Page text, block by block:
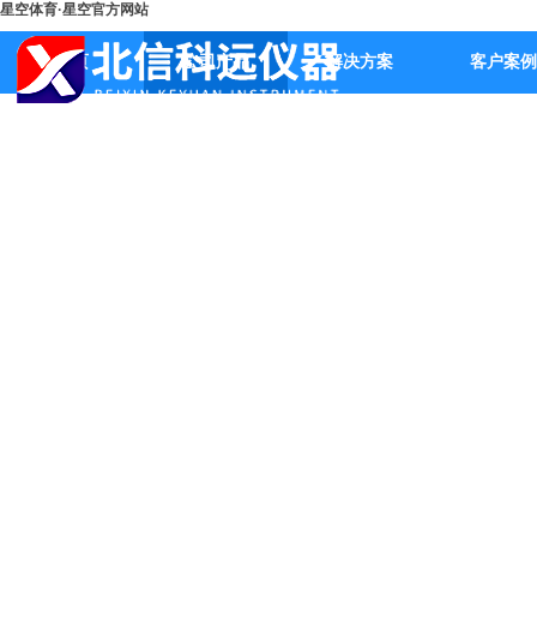
星空体育·星空官方网站
首页 公司产品 解决方案 客户案例